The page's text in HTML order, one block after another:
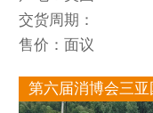
交货周期：
售价：面议
第六届消博会三